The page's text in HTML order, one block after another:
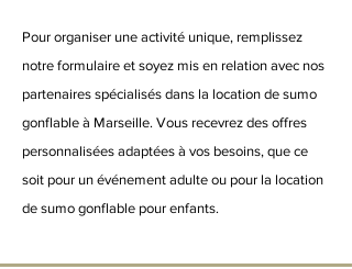
Pour organiser une activité unique, remplissez
notre formulaire et soyez mis en relation avec nos
partenaires spécialisés dans la location de sumo
gonflable à Marseille. Vous recevrez des offres
personnalisées adaptées à vos besoins, que ce
soit pour un événement adulte ou pour la location
de sumo gonflable pour enfants.